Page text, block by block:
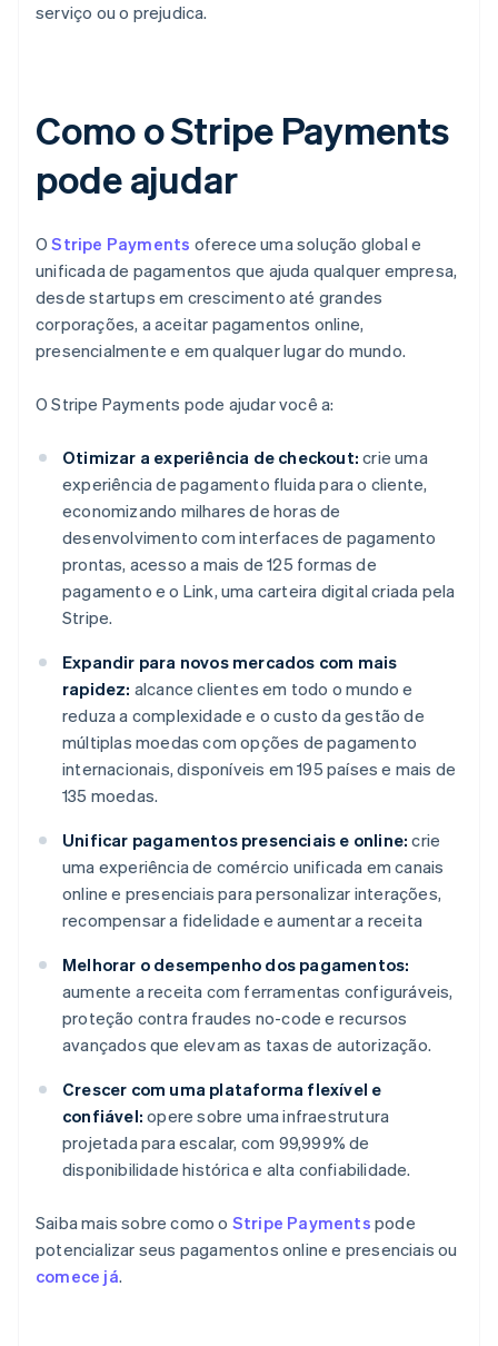
serviço ou o prejudica.
Como o Stripe Payments
pode ajudar
OStripe Payments oferece uma solução global e
unificada de pagamentos que ajuda qualquer empresa,
desde startups em crescimento até grandes
corporações, a aceitar pagamentos online,
presencialmente e em qualquer lugar do mundo.
O Stripe Payments pode ajudar você a:
Otimizar a experiência de checkout: crie uma
experiência de pagamento fluida para o cliente,
economizando milhares de horas de
desenvolvimento com interfaces de pagamento
prontas, acesso a mais de 125 formas de
pagamento e o Link, uma carteira digital criada pela
Stripe.
Expandir para novos mercados com mais
rapidez: alcance clientes em todo o mundo e
reduza a complexidade e o custo da gestão de
múltiplas moedas com opções de pagamento
internacionais, disponíveis em 195 países e mais de
135 moedas.
Unificar pagamentos presenciais e online: crie
uma experiência de comércio unificada em canais
online e presenciais para personalizar interações,
recompensar a fidelidade e aumentar a receita
Melhorar o desempenho dos pagamentos:
aumente a receita com ferramentas configuráveis,
proteção contra fraudes no-code e recursos
avançados que elevam as taxas de autorização.
Crescer com uma plataforma flexível e
confiável: opere sobre uma infraestrutura
projetada para escalar, com 99,999% de
disponibilidade histórica e alta confiabilidade.
Saiba mais sobre como o Stripe Payments pode
potencializar seus pagamentos online e presenciais ou
comece já.